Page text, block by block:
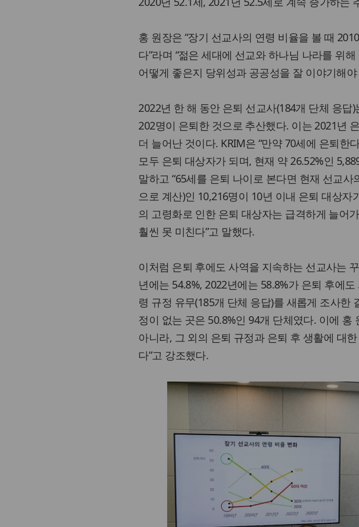
홍 원장은 “장기 선교사의 연령 비율을 볼 때
다”라며 “젊은 세대에 선교와 하나님 나라를 위
어떻게 좋은지 당위성과 공공성을 잘 이야기해
2022년 한 해 동안 은퇴 선교사(184개 단체 응
202명이 은퇴한 것으로 추산했다. 이는 2021년
더 늘어난 것이다. KRIM은 “만약 70세에 은퇴한
모두 은퇴 대상자가 되며, 현재 약 26.52%인
말하고 “65세를 은퇴 나이로 본다면 현재 선교
으로 계산)인 10,216명이 10년 이내 은퇴 대상자
의 고령화로 인한 은퇴 대상자는 급격하게 늘어
훨씬 못 미친다”고 말했다.
이처럼 은퇴 후에도 사역을 지속하는 선교사는
년에는 54.8%, 2022년에는 58.8%가 은퇴 후에
령 규정 유무(185개 단체 응답)를 새롭게 조사한
정이 없는 곳은 50.8%인 94개 단체였다. 이에
아니라, 그 외의 은퇴 규정과 은퇴 후 생활에 대
다”고 강조했다.